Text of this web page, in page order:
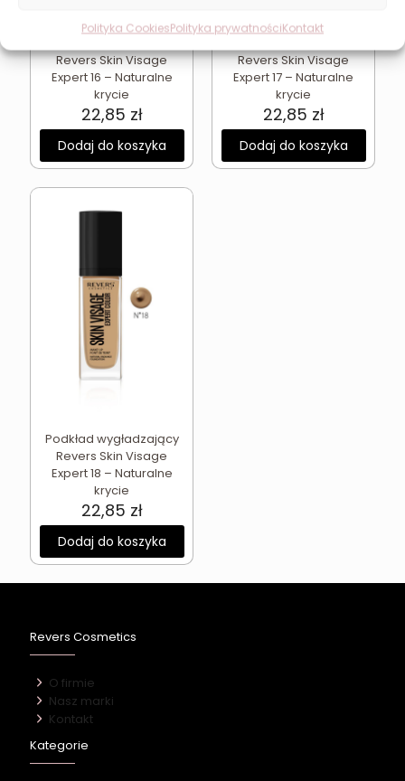
Polityka CookiesPolityka prywatnościKontakt
Revers Skin Visage
Expert 16 – Naturalne
krycie
22,85 zł
Dodaj do koszyka
Revers Skin Visage
Expert 17 – Naturalne
krycie
22,85 zł
Dodaj do koszyka
Podkład wygładzający
Revers Skin Visage
Expert 18 – Naturalne
krycie
22,85 zł
Dodaj do koszyka
Revers Cosmetics
O firmie
Nasz marki
Kontakt
Kategorie